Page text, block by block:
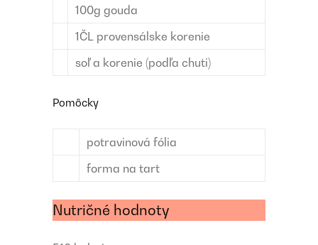
100g gouda
1ČL provensálske korenie
soľ a korenie (podľa chuti)
Pomôcky
potravinová fólia
forma na tart
Nutričné hodnoty